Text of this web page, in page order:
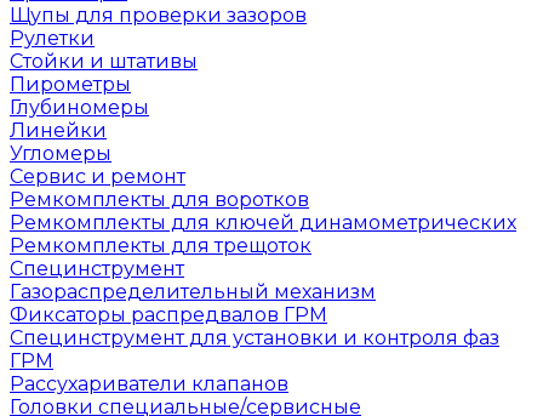
Щупы для проверки зазоров
Рулетки
Стойки и штативы
Пирометры
Глубиномеры
Линейки
Угломеры
Сервис и ремонт
Ремкомплекты для воротков
Ремкомплекты для ключей динамометрических
Ремкомплекты для трещоток
Специнструмент
Газораспределительный механизм
Фиксаторы распредвалов ГРМ
Специнструмент для установки и контроля фаз
ГРМ
Рассухариватели клапанов
Головки специальные/сервисные